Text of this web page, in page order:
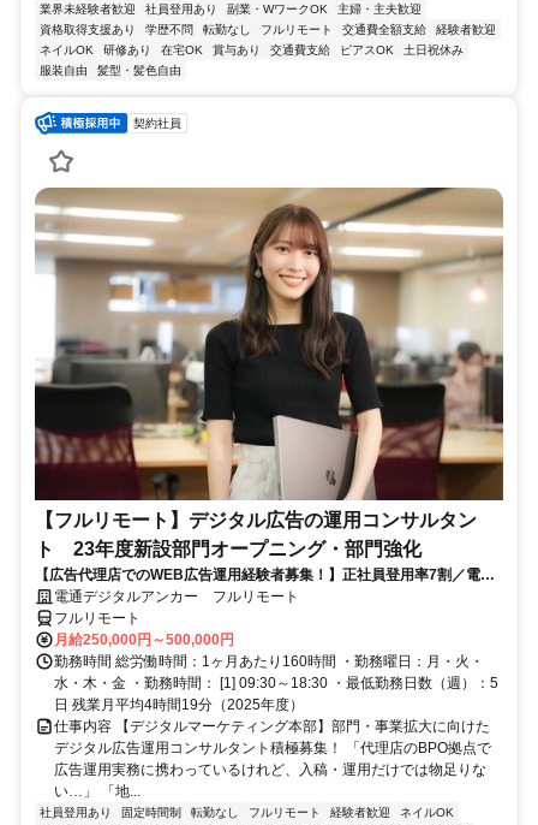
業界未経験者歓迎 社員登用あり 副業・WワークOK
主婦・主夫歓迎
資格取得支援あり
学歴不問 転勤なし フルリモート 交通費全額支給
経験者歓迎
ネイルOK
研修あり 在宅OK 賞与あり 交通費支給 ピアスOK
土日祝休み
服装自由
髪型・髪色自由
契約社員
【フルリモート】デジタル広告の運用コンサルタン
ト 23年度新設部門オープニング・部門強化
【広告代理店でのWEB広告運用経験者募集！】正社員登用率7割／電通
G／全国×完全在宅／年休126日・土日祝休み／残業月平均4時間19分
電通デジタルアンカー フルリモート
フルリモート
月給250,000円～500,000円
勤務時間 総労働時間：1ヶ月あたり160時間 ・勤務曜日：月・火・
水・木・金 ・勤務時間： [1] 09:30～18:30 ・最低勤務日数（週）：5
日 残業月平均4時間19分（2025年度）
仕事内容 【デジタルマーケティング本部】部門・事業拡大に向けた
デジタル広告運用コンサルタント積極募集！ 「代理店のBPO拠点で
広告運用実務に携わっているけれど、入稿・運用だけでは物足りな
い…」 「地...
社員登用あり 固定時間制 転勤なし フルリモート 経験者歓迎
ネイルOK